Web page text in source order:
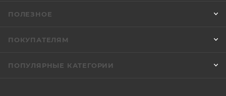
ПОЛЕЗНОЕ
ПОКУПАТЕЛЯМ
ПОПУЛЯРНЫЕ КАТЕГОРИИ